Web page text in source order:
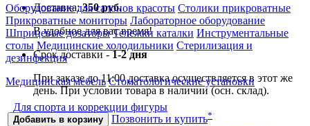
Оборудование для салонов красоты Столики прикроватные
Прикроватные мониторы Лабораторное оборудование
Шприцевые дозаторы Тележки каталки Инструментальные
столы Медицинские холодильники Стерилизация и
дезинфекция
Медицинская мебель Стоматологические установки
Для спорта и коррекции фигуры
Доставка:350 руб.
В удобное для вас время!
Срок доставки -1-2 дня
При заказе до 11:00 доставка осуществляется в этот же
день. При условии товара в наличии (осн. склад).
Добавить в корзину Позвонить и купить*